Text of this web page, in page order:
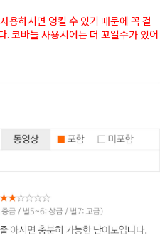
용하시면 엉킬 수 있기 때문에 꼭 겉
. 코바늘 사용시에는 더 꼬일수가 있어